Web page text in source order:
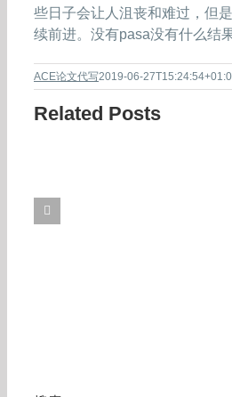
些日子会让人沮丧和难过，但
续前进。没有pasa没有什么结果
ACE论文代写2019-06-
Related Posts